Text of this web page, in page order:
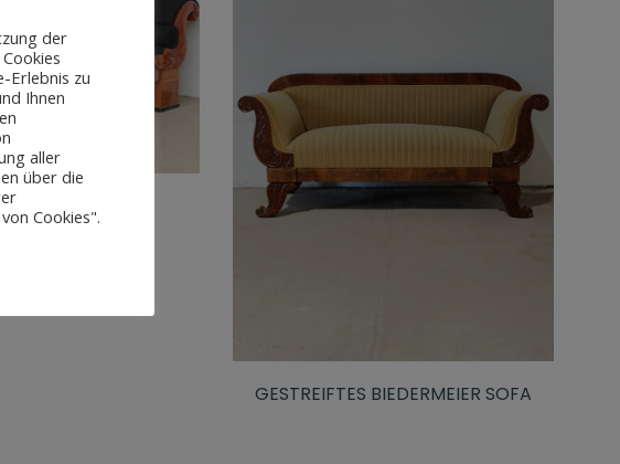
SOFA
GESTREIFTES BIEDERMEIER SOFA
der
Erlebnis zu
Ihnen
aller
über die
Cookies".